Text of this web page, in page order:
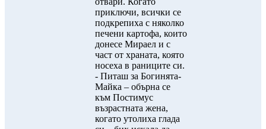
приключи, всички се
подкрепиха с няколко
печени картофа, които
донесе Мираел и с
част от храната, която
носеха в раниците си.
- Питаш за Богинята-
Майка – обърна се
към Постимус
възрастната жена,
когато утолиха глада